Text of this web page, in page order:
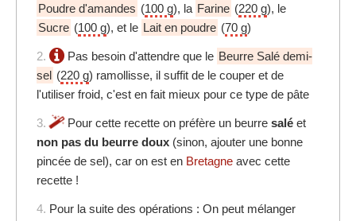
Poudre d'amandes (100 g), la Farine (220 g), le
Sucre (100 g), et le Lait en poudre (70 g)
2. Pas besoin d'attendre que le Beurre Salé demi-
sel (220 g) ramollisse, il suffit de le couper et de
l'utiliser froid, c'est en fait mieux pour ce type de pâte
3. Pour cette recette on préfère un beurre salé et
non pas du beurre doux (sinon, ajouter une bonne
pincée de sel), car on est en Bretagne avec cette
recette !
4. Pour la suite des opérations : On peut mélanger